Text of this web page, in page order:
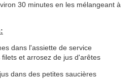
30 minutes en les mélangeant à
dans l'assiette de service
et arrosez de jus d'arêtes
dans des petites saucières